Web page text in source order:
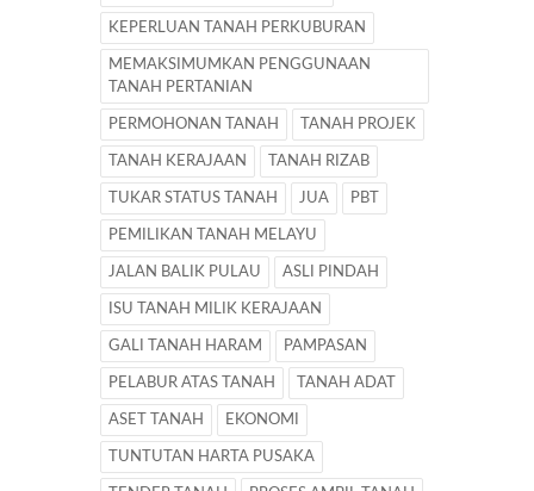
KEPERLUAN TANAH PERKUBURAN
MEMAKSIMUMKAN PENGGUNAAN
TANAH PERTANIAN
PERMOHONAN TANAH TANAH PROJEK
TANAH KERAJAAN TANAH RIZAB
TUKAR STATUS TANAH JUA PBT
PEMILIKAN TANAH MELAYU
JALAN BALIK PULAU ASLI PINDAH
ISU TANAH MILIK KERAJAAN
GALI TANAH HARAM PAMPASAN
PELABUR ATAS TANAH TANAH ADAT
ASET TANAH EKONOMI
TUNTUTAN HARTA PUSAKA